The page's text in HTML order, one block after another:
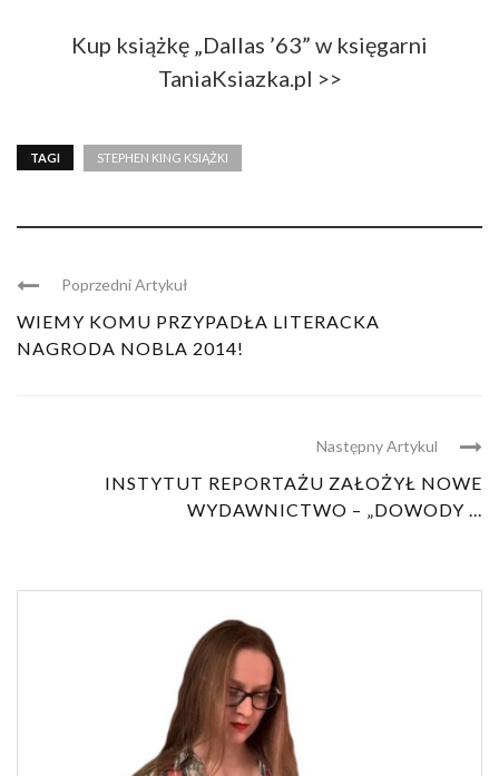
Kup książkę „Dallas ’63” w księgarni
TaniaKsiazka.pl >>
TAGI STEPHEN KING KSIĄŻKI
Poprzedni Artykuł
WIEMY KOMU PRZYPADŁA LITERACKA
NAGRODA NOBLA 2014!
Następny Artykul
INSTYTUT REPORTAŻU ZAŁOŻYŁ NOWE
WYDAWNICTWO – „DOWODY ...